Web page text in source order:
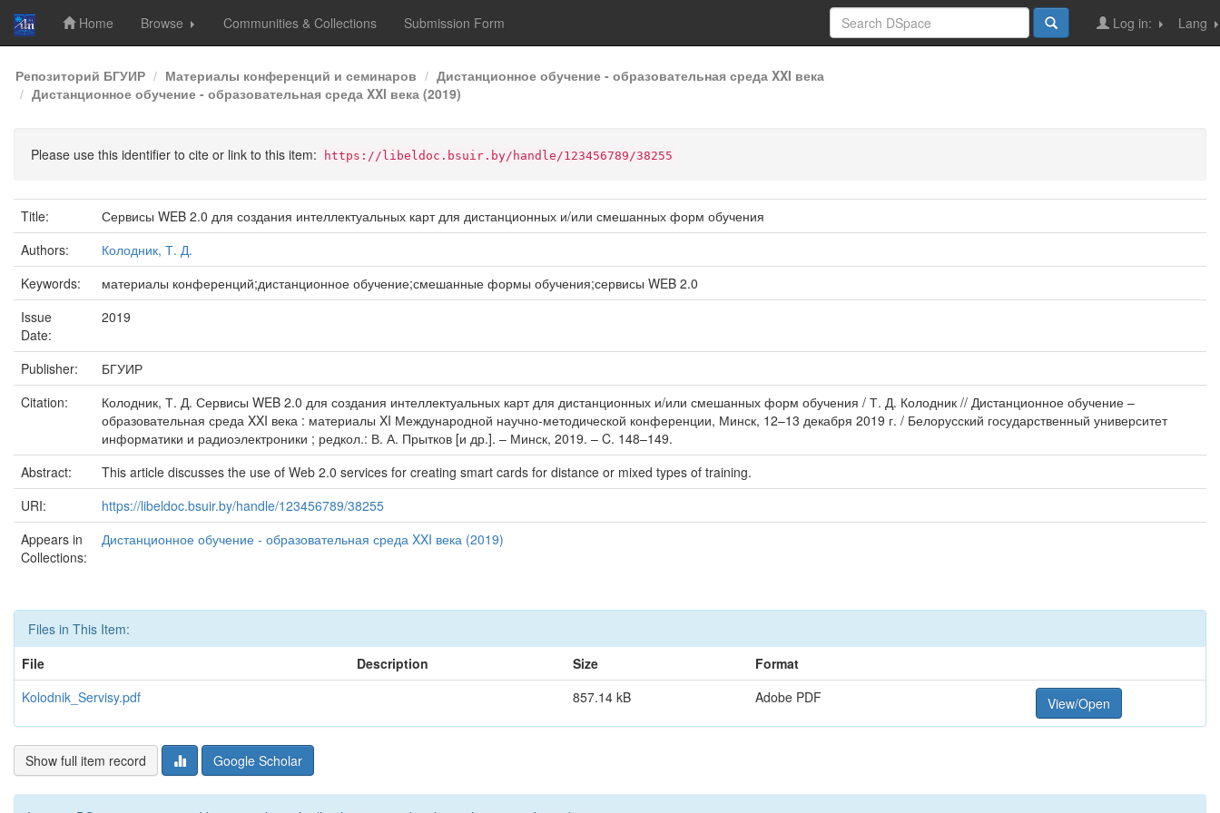
Skip
navigation
Home Browse Communities & Collections Submission Form Lang
Log in:
Репозиторий БГУИР Материалы конференций и семинаров
Дистанционное обучение - образовательная среда XXI века
Дистанционное обучение - образовательная среда XXI века (2019)
Please use this identifier to cite or link to this item: https://libeldoc.bsuir.by/handle/123456789/38255
Title:
Сервисы WEB 2.0 для создания интеллектуальных карт для дистанционных и/или смешанных форм обучения
Authors:
Колодник, Т. Д.
Keywords:
материалы конференций;дистанционное обучение;смешанные формы обучения;сервисы WEB 2.0
Issue
Date:
2019
Publisher:
БГУИР
Citation:
Колодник, Т. Д. Сервисы WEB 2.0 для создания интеллектуальных карт для дистанционных и/или смешанных форм обучения / Т. Д. Колодник // Дистанционное обучение –
образовательная среда XXI века : материалы XI Международной научно-методической конференции, Минск, 12–13 декабря 2019 г. / Белорусский государственный университет
информатики и радиоэлектроники ; редкол.: В. А. Прытков [и др.]. – Минск, 2019. – C. 148–149.
Abstract:
This article discusses the use of Web 2.0 services for creating smart cards for distance or mixed types of training.
URI:
https://libeldoc.bsuir.by/handle/123456789/38255
Appears in
Collections:
Дистанционное обучение - образовательная среда XXI века (2019)
Files in This Item:
File
Description Size
Format
Kolodnik_Servisy.pdf
857.14 kB Adobe PDF View/Open
Show full item record Google Scholar